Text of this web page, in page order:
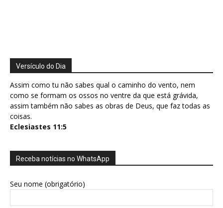
Versículo do Dia
Assim como tu não sabes qual o caminho do vento, nem
como se formam os ossos no ventre da que está grávida,
assim também não sabes as obras de Deus, que faz todas as
coisas.
Eclesiastes 11:5
Receba notícias no WhatsApp
Seu nome (obrigatório)